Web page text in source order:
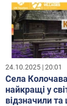
24.10.2025 | 20:01
Села
найкращі у
відзначили